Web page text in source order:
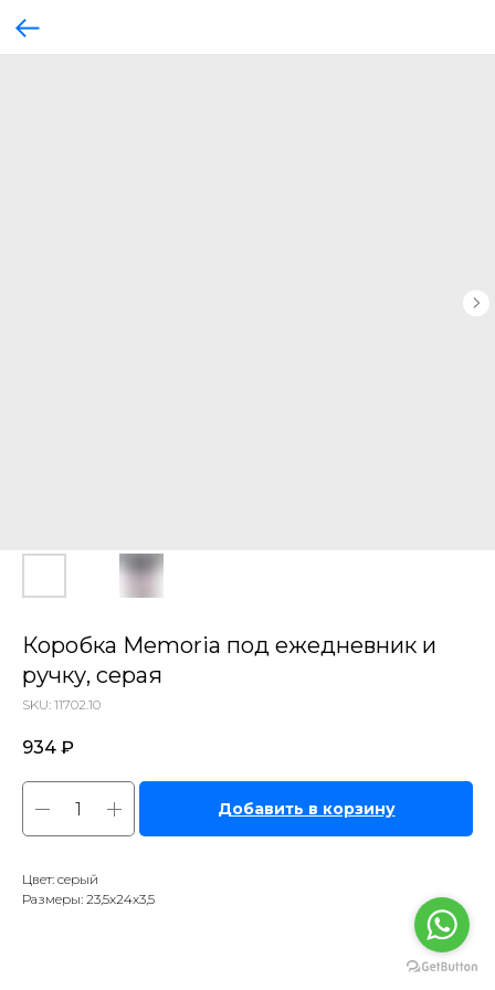
Коробка Memoria под ежедневник и
ручку, серая
SKU: 11702.10
934 ₽
Добавить в корзину
Цвет: серый
Размеры: 23,5х24х3,5